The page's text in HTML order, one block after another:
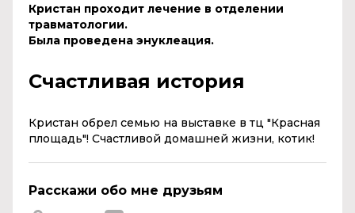
Кристан проходит лечение в отделении
травматологии.
Была проведена энуклеация.
Счастливая история
Кристан обрел семью на выставке в тц "Красная
площадь"! Счастливой домашней жизни, котик!
Расскажи обо мне друзьям